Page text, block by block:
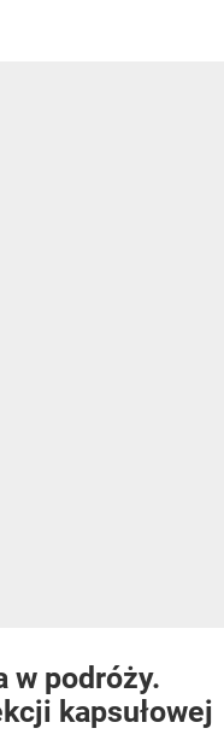
w podróży.
kapsułowej